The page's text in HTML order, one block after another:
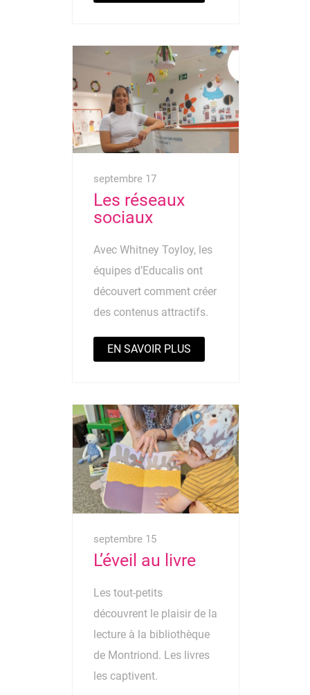
septembre 17
Les réseaux
sociaux
Avec Whitney Toyloy, les
équipes d’Educalis ont
découvert comment créer
des contenus attractifs.
EN SAVOIR PLUS
septembre 15
L’éveil au livre
Les tout-petits
découvrent le plaisir de la
lecture à la bibliothèque
de Montriond. Les livres
les captivent.